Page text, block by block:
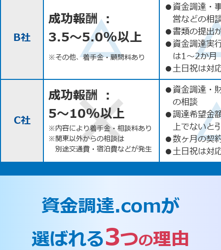
B社
成功報酬 ：
3.5〜5.0%以上
※その他、着手金・顧問料あり
●資金調達・
営などの相
●書類の提出
●資金調達実
は1〜2か月
●土日祝は対
C社
成功報酬 ：
5〜10%以上
※内容により着手金・相談料あり
※関東以外からの相談は
別途交通費・宿泊費などが発生
●資金調達・
の相談
●調達希望金
上でないと
●数ヶ月の契
●土日祝は対
資金調達.comが
選ばれる3つの理由